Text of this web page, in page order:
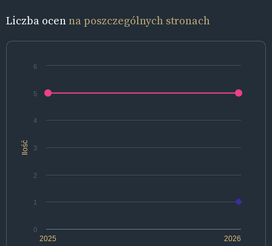
Liczba ocenna poszczególnych stronach
Ilość
2025 2026
0
1
2
3
4
5
6